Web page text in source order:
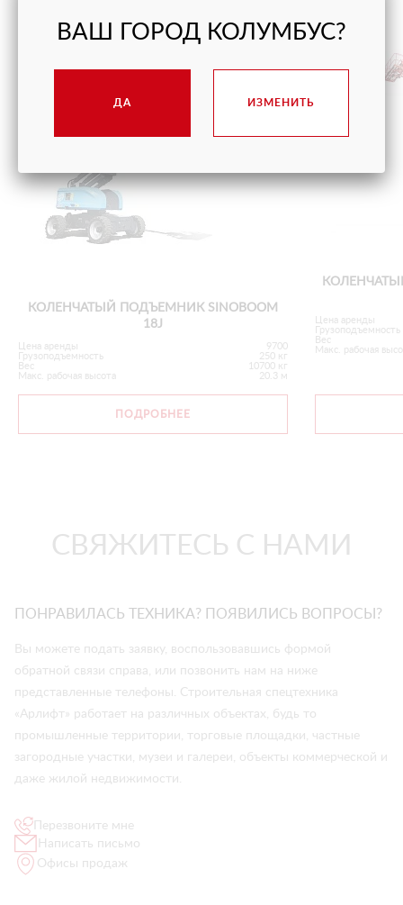
КОЛЕНЧАТЫЙ ПОДЪЕМНИК SINOBOOM
18J
Цена аренды
9700
Грузоподъемность
250 кг
Вес
10700 кг
Макс. рабочая высота
20.3 м
ПОДРОБНЕЕ
Цена аренды
Грузоподъемность
Вес
Макс. рабочая
СВЯЖИТЕСЬ С НАМИ
ПОНРАВИЛАСЬ ТЕХНИКА? ПОЯВИЛИСЬ ВОПРОСЫ?
Вы можете подать заявку, воспользовавшись формой
обратной связи справа, или позвонить нам на ниже
представленные телефоны. Строительная спецтехника
«Арлифт» работает на различных объектах, будь то
промышленные территории, торговые площадки, частные
загородные участки, музеи и галереи, объекты коммерческой и
даже жилой недвижимости.
Перезвоните мне
Написать письмо
Офисы продаж
ВАШ ГОРОД КОЛУМБУС?
ДА ИЗМЕНИТЬ